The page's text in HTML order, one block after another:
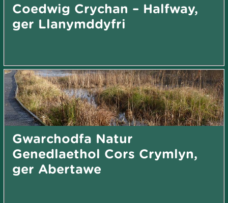
Coedwig Crychan – Halfway,
ger Llanymddyfri
Gwarchodfa Natur
Genedlaethol Cors Crymlyn,
ger Abertawe